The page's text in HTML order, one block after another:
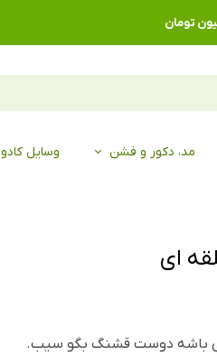
مد، دکور و فشن وسایل کادو
ای
باشه دوست قشنگ بگو سیب.